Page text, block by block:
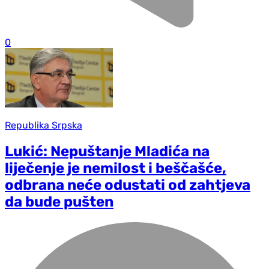
0
Republika Srpska
Lukić: Nepuštanje Mladića na
liječenje je nemilost i beščašće,
odbrana neće odustati od zahtjeva
da bude pušten